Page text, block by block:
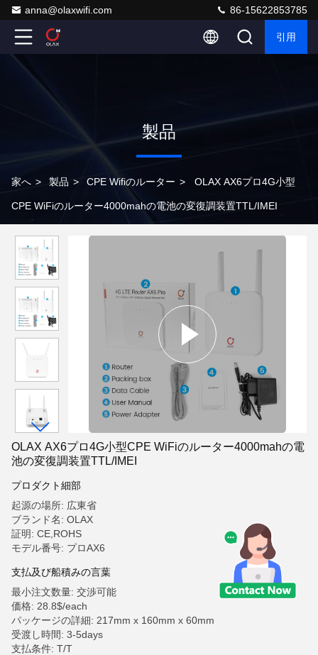
anna@olaxwifi.com 86-15622853785
引用
製品
家へ > 製品 > CPE Wifiのルーター > OLAX AX6プロ4G小型
CPE WiFiのルーター4000mahの電池の変復調装置TTL/IMEI
OLAX AX6プロ4G小型CPE WiFiのルーター4000mahの電
池の変復調装置TTL/IMEI
プロダクト細部
起源の場所: 広東省
ブランド名: OLAX
証明: CE,ROHS
モデル番号: プロAX6
支払及び船積みの言葉
最小注文数量: 交渉可能
価格: 28.8$/each
パッケージの詳細: 217mm x 160mm x 60mm
受渡し時間: 3-5days
支払条件: T/T